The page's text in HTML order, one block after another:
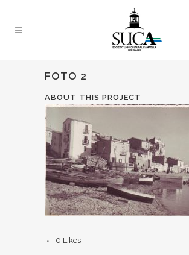
FOTO 2
ABOUT THIS PROJECT
0 Likes